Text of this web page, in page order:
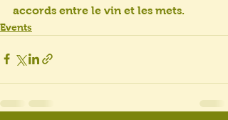
accords entre le vin et les mets.
Events